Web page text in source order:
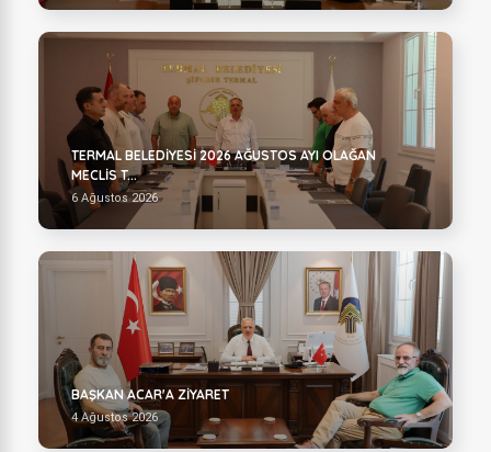
TERMAL BELEDİYESİ 2026 AĞUSTOS AYI OLAĞAN
MECLİS T...
6 Ağustos 2026
BAŞKAN ACAR'A ZİYARET
4 Ağustos 2026